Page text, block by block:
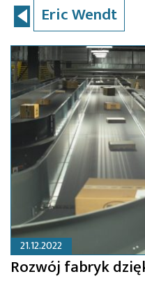
Eric Wendt
21.12.2022
Rozwój fabryk